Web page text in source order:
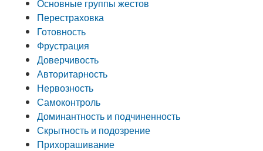
Основные группы жестов
Перестраховка
Готовность
Фрустрация
Доверчивость
Авторитарность
Нервозность
Самоконтроль
Доминантность и подчиненность
Скрытность и подозрение
Прихорашивание